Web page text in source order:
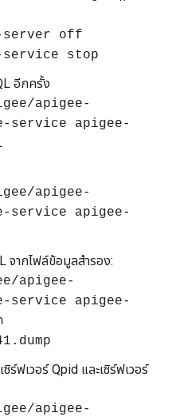
server off
stop
อีกครั้ง
apigee-
service apigee-
apigee-
service apigee-
ากไฟล์ข้อมูลสำรอง:
apigee-
service apigee-
ร์ฟเวอร์ Qpid และเซิร์ฟเวอร์
apigee-